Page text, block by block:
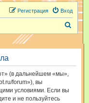
Вход
Регистрация
и
(в дальнейшем «мы»,
forum»), вы
условиями. Если вы
и не пользуйтесь